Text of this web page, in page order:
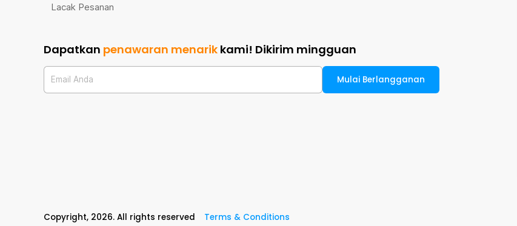
Lacak Pesanan
Dapatkan penawaran menarik kami! Dikirim mingguan
Email Anda Mulai Berlangganan
Copyright, 2026. All rights reserved Terms & Conditions